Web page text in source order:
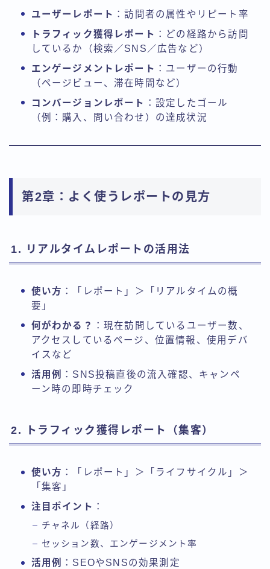
ユーザーレポート ：訪問者の属性やリピート率
トラフィック獲得レポート ：どの経路から訪問
しているか（検索／SNS／広告など）
エンゲージメントレポート ：ユーザーの行動
（ページビュー、滞在時間など）
コンバージョンレポート ：設定したゴール
（例：購入、問い合わせ）の達成状況
第2章：よく使うレポートの見方
1. リアルタイムレポートの活用法
使い方 ：「レポート」＞「リアルタイムの概
要」
何がわかる？
：現在訪問しているユーザー数、
アクセスしているページ、位置情報、使用デバ
イスなど
活用例
：SNS投稿直後の流入確認、キャンペ
ーン時の即時チェック
2. トラフィック獲得レポート（集客）
使い方 ：「レポート」＞「ライフサイクル」＞
「集客」
注目ポイント ：
チャネル（経路）
セッション数、エンゲージメント率
活用例 ：SEOやSNSの効果測定